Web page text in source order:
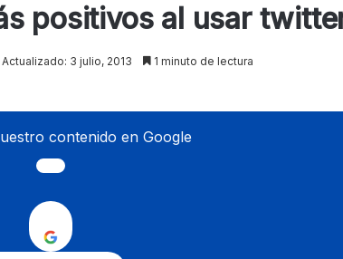
positivos al usar
Actualizado: 3 julio, 2013 1 minuto de lectura
contenido en Google